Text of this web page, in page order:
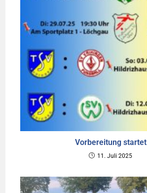
Vorbereitung startet
11. Juli 2025